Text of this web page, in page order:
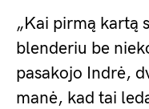
„Kai pirmą kartą
blenderiu be
pasakojo Indrė,
manė, kad tai